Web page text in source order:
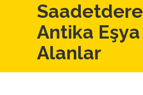
Saadetdere
Antika Eşya
Alanlar